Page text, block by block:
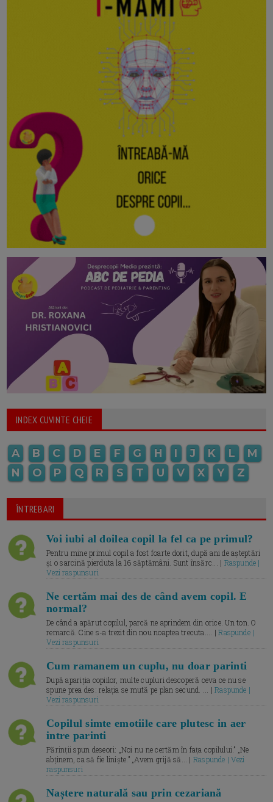
INDEX CUVINTE CHEIE
A B C D E F G H I J K L
M
N
O P Q R S T U V X Y Z
ÎNTREBARI
Voi iubi al doilea copil la fel ca pe primul?
Pentru mine primul copil a fost foarte dorit, după ani de așteptări
și o sarcină pierduta la 16 săptămâni. Sunt însărc... | Raspunde |
Vezi raspunsuri
Ne certăm mai des de când avem copil. E
normal?
De când a apărut copilul, parcă ne aprindem din orice. Un ton. O
remarcă. Cine s-a trezit din nou noaptea trecuta.... |Raspunde |
Vezi raspunsuri
Cum ramanem un cuplu, nu doar parinti
După apariția copiilor, multe cupluri descoperă ceva ce nu se
spune prea des: relația se mută pe plan secund. ... |Raspunde |
Vezi raspunsuri
Copilul simte emotiile care plutesc in aer
intre parinti
Părinții spun deseori: „Noi nu ne certăm în fața copilului.” „Ne
abținem, ca să fie liniște.” „Avem grijă să... | Raspunde | Vezi
raspunsuri
Naștere naturală sau prin cezariană